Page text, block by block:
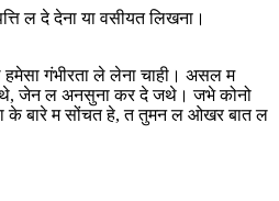
ल दे देना या वसीयत लिखना।
गंभीरता ले लेना चाही। असल म
जेन ल अनसुना कर दे जथे। जभे कोनो
के बारे म सोंचत हे, त तुमन ल ओखर बात ल